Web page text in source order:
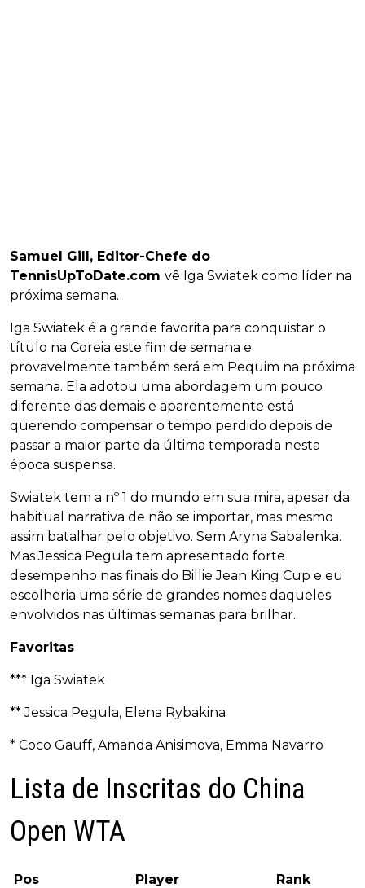
Samuel Gill, Editor-Chefe do
TennisUpToDate.com vê Iga Swiatek como líder na
próxima semana.
Iga Swiatek é a grande favorita para conquistar o
título na Coreia este fim de semana e
provavelmente também será em Pequim na próxima
semana. Ela adotou uma abordagem um pouco
diferente das demais e aparentemente está
querendo compensar o tempo perdido depois de
passar a maior parte da última temporada nesta
época suspensa.
Swiatek tem a nº 1 do mundo em sua mira, apesar da
habitual narrativa de não se importar, mas mesmo
assim batalhar pelo objetivo. Sem Aryna Sabalenka.
Mas Jessica Pegula tem apresentado forte
desempenho nas finais do Billie Jean King Cup e eu
escolheria uma série de grandes nomes daqueles
envolvidos nas últimas semanas para brilhar.
Favoritas
*** Iga Swiatek
** Jessica Pegula, Elena Rybakina
* Coco Gauff, Amanda Anisimova, Emma Navarro
Lista de Inscritas do China
Open WTA
Pos Player
Rank